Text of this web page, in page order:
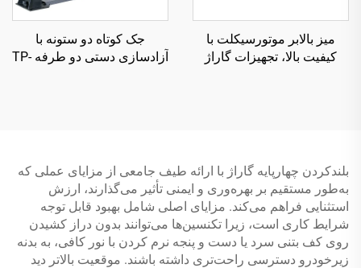
میز بالابر موتورسیکلت با
کیفیت بالا، تجهیزات گاراژ
جک کوتاه دو ستونه با
آزادسازی دستی دو طرفه TP-
بلندکردن چهارپایه گاراژ با ارائه طیف جامعی از مزایای عملی که
به‌طور مستقیم بر بهره‌وری و ایمنی تأثیر می‌گذارند، ارزش
استثنایی فراهم می‌کند. مزایای اصلی شامل بهبود قابل توجه
شرایط کاری است، زیرا تکنسین‌ها می‌توانند بدون دراز کشیدن
روی کف بتنی سرد یا دست و پنجه نرم کردن با نور کافی، به بدنه
زیرخودرو دسترسی راحت‌تری داشته باشند. موقعیت بالاتر دید